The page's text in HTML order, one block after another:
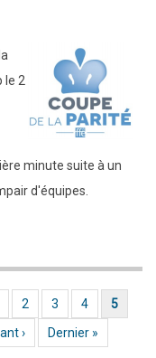
le 2
minute suite à un
d'équipes.
Page
2 Page
3 Page
4 Page actuelle
5
› Dernière page
Dernier »